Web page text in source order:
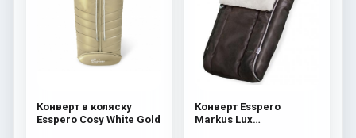
Конверт в коляску
Esspero Cosy White Gold
Конверт Esspero
Markus Lux